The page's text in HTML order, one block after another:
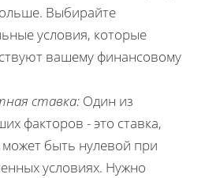
Выбирайте
условия, которые
вашему финансовому
ставка: Один из
факторов - это ставка,
может быть нулевой при
условиях. Нужно